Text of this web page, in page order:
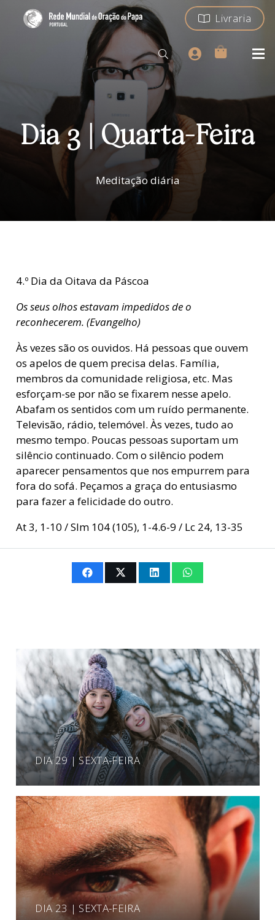
Livraria
Dia 3 | Quarta-Feira
Meditação diária
4.º Dia da Oitava da Páscoa
Os seus olhos estavam impedidos de o
reconhecerem. (Evangelho)
Às vezes são os ouvidos. Há pessoas que ouvem
os apelos de quem precisa delas. Família,
membros da comunidade religiosa, etc. Mas
esforçam-se por não se fixarem nesse apelo.
Abafam os sentidos com um ruído permanente.
Televisão, rádio, telemóvel. Às vezes, tudo ao
mesmo tempo. Poucas pessoas suportam um
silêncio continuado. Com o silêncio podem
aparecer pensamentos que nos empurrem para
fora do sofá. Peçamos a graça do entusiasmo
para fazer a felicidade do outro.
At 3, 1-10 / Slm 104 (105), 1-4.6-9 / Lc 24, 13-35
DIA 29 | SEXTA-FEIRA
DIA 23 | SEXTA-FEIRA